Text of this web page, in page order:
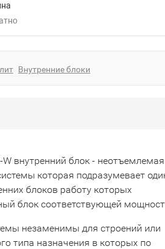
Внутренние блоки
W внутренний блок - неотъемлемая
которая подразумевает
блоков работу которых
блок соответствующей
незаменимы для строений или
типа назначения в которых по